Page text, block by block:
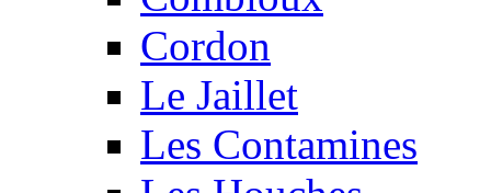
Cordon
Le Jaillet
Les Contamines